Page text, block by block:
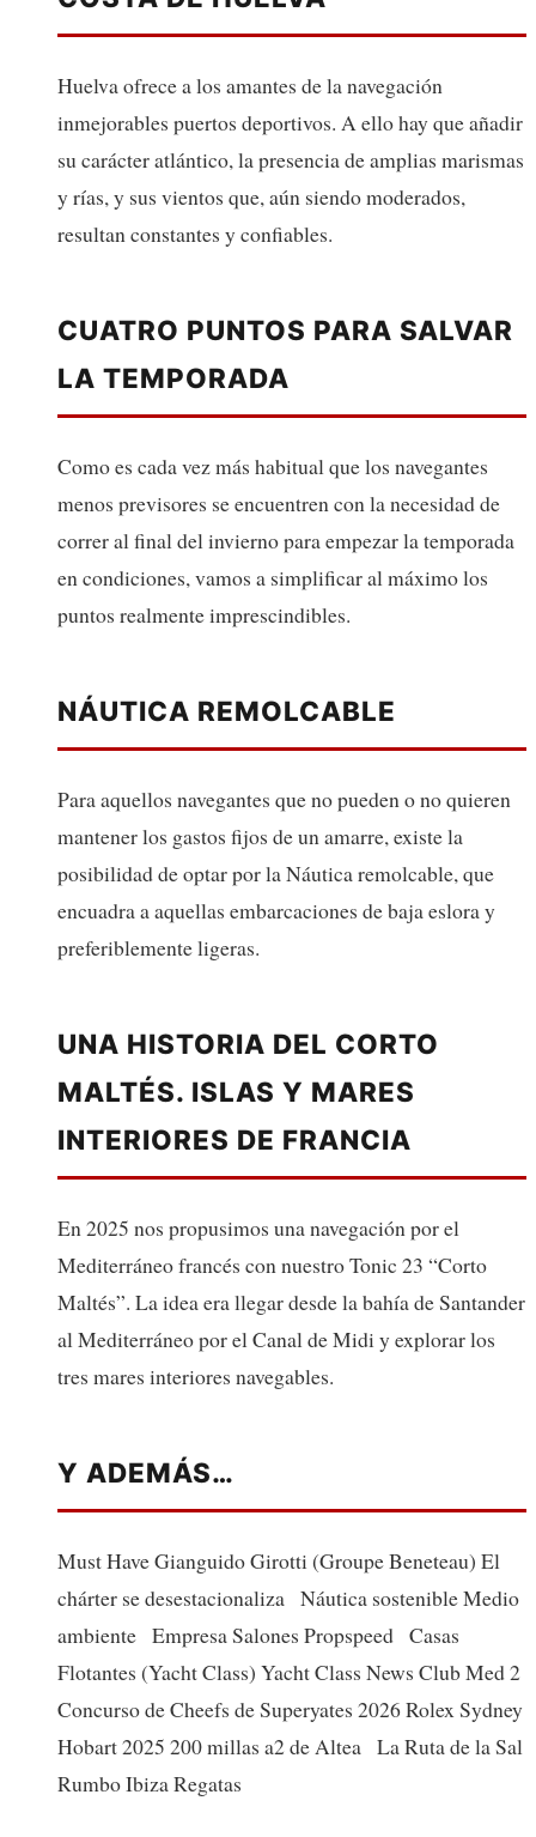
Huelva ofrece a los amantes de la navegación
inmejorables puertos deportivos. A ello hay que añadir
su carácter atlántico, la presencia de amplias marismas
y rías, y sus vientos que, aún siendo moderados,
resultan constantes y confiables.
CUATRO PUNTOS PARA SALVAR
LA TEMPORADA
Como es cada vez más habitual que los navegantes
menos previsores se encuentren con la necesidad de
correr al final del invierno para empezar la temporada
en condiciones, vamos a simplificar al máximo los
puntos realmente imprescindibles.
NÁUTICA REMOLCABLE
Para aquellos navegantes que no pueden o no quieren
mantener los gastos fijos de un amarre, existe la
posibilidad de optar por la Náutica remolcable, que
encuadra a aquellas embarcaciones de baja eslora y
preferiblemente ligeras.
UNA HISTORIA DEL CORTO
MALTÉS. ISLAS Y MARES
INTERIORES DE FRANCIA
En 2025 nos propusimos una navegación por el
Mediterráneo francés con nuestro Tonic 23 “Corto
Maltés”. La idea era llegar desde la bahía de Santander
al Mediterráneo por el Canal de Midi y explorar los
tres mares interiores navegables.
Y ADEMÁS…
Must Have Gianguido Girotti (Groupe Beneteau) El
chárter se desestacionaliza Náutica sostenible Medio
ambiente Empresa Salones Propspeed Casas
Flotantes (Yacht Class) Yacht Class News Club Med 2
Concurso de Cheefs de Superyates 2026 Rolex Sydney
Hobart 2025 200 millas a2 de Altea La Ruta de la Sal
Rumbo Ibiza Regatas